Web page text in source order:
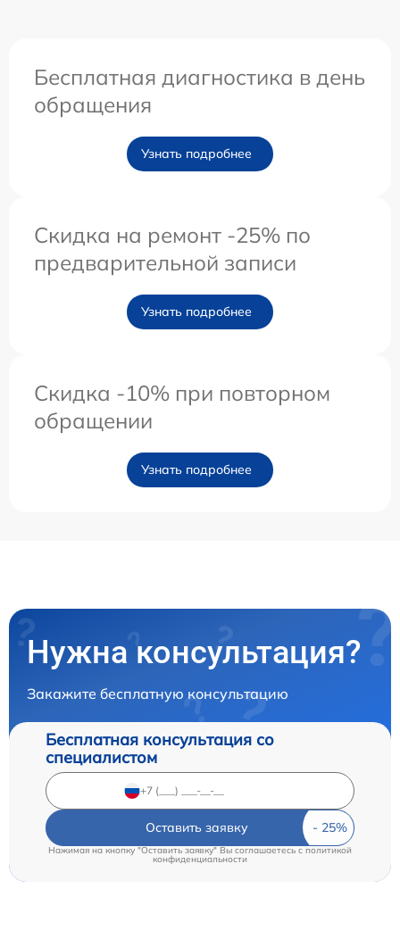
Бесплатная диагностика в день
обращения
Узнать подробнее
Скидка на ремонт -25% по
предварительной записи
Узнать подробнее
Скидка -10% при повторном
обращении
Узнать подробнее
Нужна консультация?
Закажите бесплатную консультацию
Бесплатная консультация со
специалистом
Оставить заявку
Нажимая на кнопку "Оставить заявку" Вы соглашаетесь cполитикой
конфиденциальности